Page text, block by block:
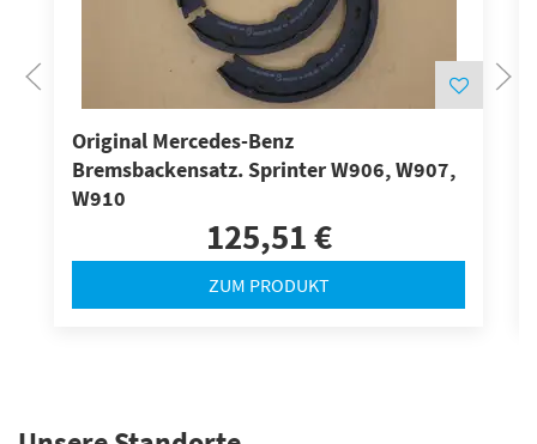
Original Mercedes-Benz
Bremsbackensatz. Sprinter W906, W907,
W910
125,51 €
ZUM PRODUKT